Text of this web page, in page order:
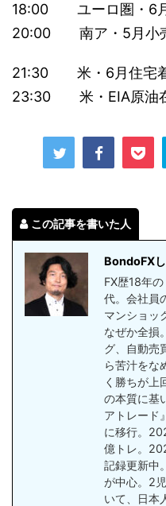
18:00 ユーロ圏・6月
20:00 南ア・5月小
21:30 米・6月住宅着
23:30 米・EIA原油
この記事を書いた人
BondoFXし
FX歴18年
代。会社員
マンショッ
なぜか全損
グ、自動売
ら苦汁をな
く勝ちが上
の本質に基
アトレード
に移行。
億トレ。
記録更新中
が中心。2
いて、日本